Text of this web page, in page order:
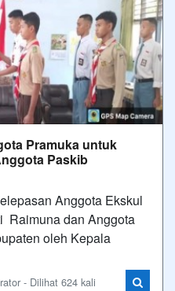
Pramuka untuk
Paskib
Anggota Ekskul
Raimuna dan Anggota
oleh Kepala
- Dilihat 624 kali